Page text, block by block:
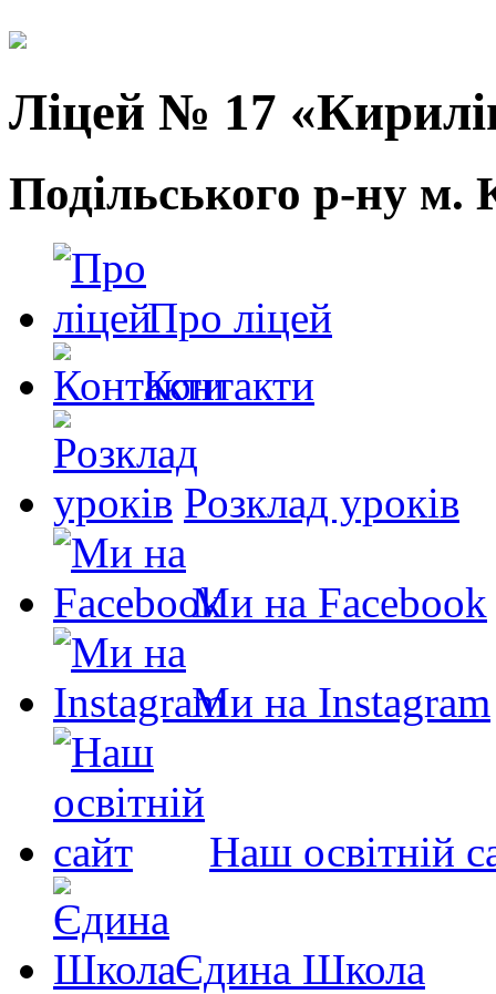
Ліцей № 17
Подільського р-ну м.
Про ліцей
Контакти
Розклад уроків
Ми на Facebook
Ми на Instagram
Наш освітній
Єдина Школа